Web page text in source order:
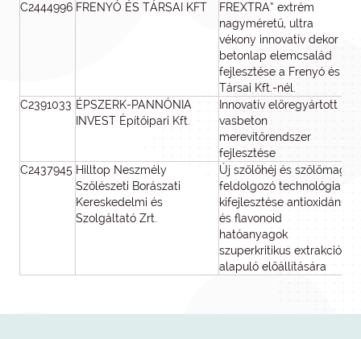
C2444996 FRENYÓ ÉS TÁRSAI KFT
FREXTRA” extrém
nagyméretű, ultra
vékony innovatív dekor
betonlap elemcsalád
fejlesztése a Frenyó és
Társai Kft.-nél.
C2391033 ÉPSZERK-PANNÓNIA
INVEST Építőipari Kft.
Innovatív előregyártott
vasbeton
merevítőrendszer
fejlesztése
C2437945 Hilltop Neszmély
Szőlészeti Borászati
Kereskedelmi és
Szolgáltató Zrt.
Új szőlőhéj és szőlőmag
feldolgozó technológia
kifejlesztése antioxidáns
és flavonoid
hatóanyagok
szuperkritikus extrakción
alapuló előállítására